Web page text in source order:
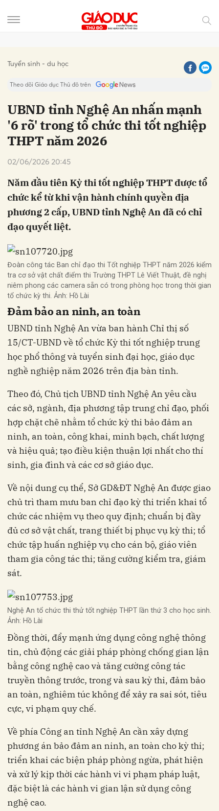
Tuyển sinh - du học
Theo dõi Giáo dục Thủ đô trên
UBND tỉnh Nghệ An nhấn mạnh
'6 rõ' trong tổ chức thi tốt nghiệp
THPT năm 2026
02/06/2026 20:45
Năm đầu tiên Kỳ thi tốt nghiệp THPT được tổ
chức kể từ khi vận hành chính quyền địa
phương 2 cấp, UBND tỉnh Nghệ An đã có chỉ
đạo quyết liệt.
Đoàn công tác Ban chỉ đạo thi Tốt nghiệp THPT năm 2026 kiểm
tra cơ sở vật chất điểm thi Trường THPT Lê Viết Thuật, đề nghị
niêm phong các camera sẵn có trong phòng học trong thời gian
tổ chức kỳ thi. Ảnh: Hồ Lài
Đảm bảo an ninh, an toàn
UBND tỉnh Nghệ An vừa ban hành Chỉ thị số
15/CT-UBND về tổ chức Kỳ thi tốt nghiệp trung
học phổ thông và tuyển sinh đại học, giáo dục
nghề nghiệp năm 2026 trên địa bàn tỉnh.
Theo đó, Chủ tịch UBND tỉnh Nghệ An yêu cầu
các sở, ngành, địa phương tập trung chỉ đạo, phối
hợp chặt chẽ nhằm tổ chức kỳ thi bảo đảm an
ninh, an toàn, công khai, minh bạch, chất lượng
và hiệu quả; tạo điều kiện thuận lợi nhất cho thí
sinh, gia đình và các cơ sở giáo dục.
Về nội dung cụ thể, Sở GD&ĐT Nghệ An được giao
chủ trì tham mưu ban chỉ đạo kỳ thi triển khai tổ
chức các nhiệm vụ theo quy định; chuẩn bị đầy
đủ cơ sở vật chất, trang thiết bị phục vụ kỳ thi; tổ
chức tập huấn nghiệp vụ cho cán bộ, giáo viên
tham gia công tác thi; tăng cường kiểm tra, giám
sát.
Nghệ An tổ chức thi thử tốt nghiệp THPT lần thứ 3 cho học sinh.
Ảnh: Hồ Lài
Đồng thời, đẩy mạnh ứng dụng công nghệ thông
tin, chủ động các giải pháp phòng chống gian lận
bằng công nghệ cao và tăng cường công tác
truyền thông trước, trong và sau kỳ thi, đảm bảo
an toàn, nghiêm túc không để xảy ra sai sót, tiêu
cực, vi phạm quy chế.
Về phía Công an tỉnh Nghệ An cần xây dựng
phương án bảo đảm an ninh, an toàn cho kỳ thi;
triển khai các biện pháp phòng ngừa, phát hiện
và xử lý kịp thời các hành vi vi phạm pháp luật,
đặc biệt là các hành vi gian lận sử dụng công
nghệ cao.
Hủy Gửi